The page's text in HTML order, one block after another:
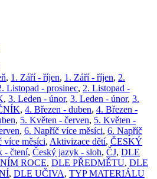
, 1. Září - říjen, 1. Září - říjen, 2.
Listopad - prosinec, 2. Listopad -
, 3. Leden - únor, 3. Leden - únor, 3.
, 4. Březen - duben, 4. Březen -
, 5. Květen - červen, 5. Květen -
, 6. Napříč více měsíci, 6. Napříč
více měsíci, Aktivizace dětí, ČESKÝ
- čtení, Český jazyk - sloh, ČJ, DLE
ROCE, DLE PŘEDMĚTU, DLE
, DLE UČIVA, TYP MATERIÁLU